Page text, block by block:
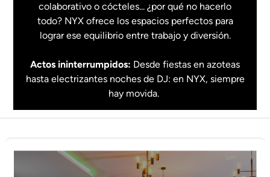
colaborativo o cócteles... ¿por qué no hacerlo
todo? NYX ofrece los espacios perfectos para
lograr ese equilibrio entre trabajo y diversión.
Actos ininterrumpidos: Desde fiestas en azoteas
hasta electrizantes noches de DJ: en NYX, siempre
hay movida.